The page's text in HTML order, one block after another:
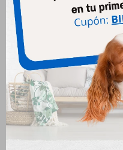
150 Gr